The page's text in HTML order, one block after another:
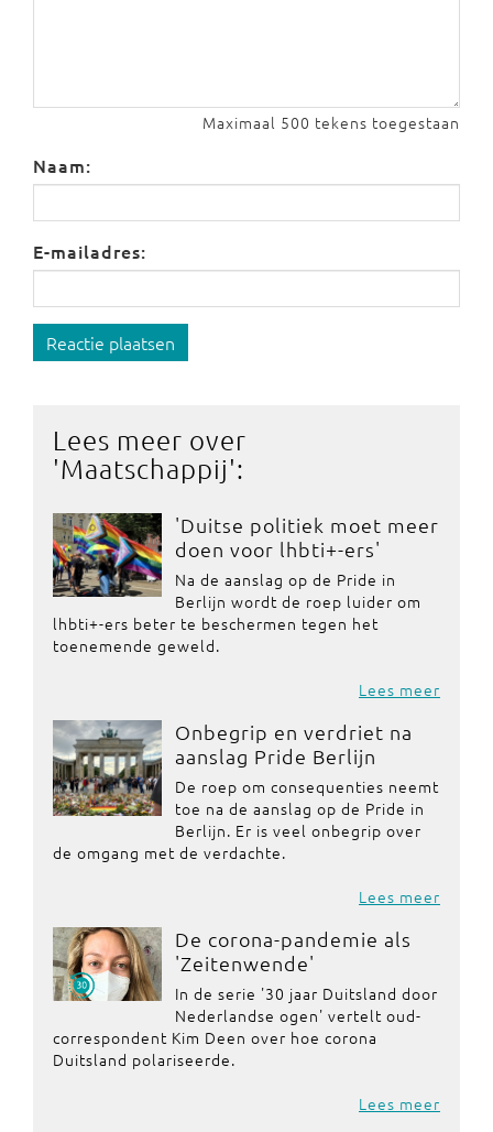
Maximaal 500 tekens toegestaan
Naam:
E-mailadres:
Reactie plaatsen
Lees meer over
'Maatschappij':
'Duitse politiek moet meer
doen voor lhbti+-ers'
Na de aanslag op de Pride in
Berlijn wordt de roep luider om
lhbti+-ers beter te beschermen tegen het
toenemende geweld.
Lees meer
Onbegrip en verdriet na
aanslag Pride Berlijn
De roep om consequenties neemt
toe na de aanslag op de Pride in
Berlijn. Er is veel onbegrip over
de omgang met de verdachte.
Lees meer
De corona-pandemie als
'Zeitenwende'
In de serie '30 jaar Duitsland door
Nederlandse ogen' vertelt oud-
correspondent Kim Deen over hoe corona
Duitsland polariseerde.
Lees meer